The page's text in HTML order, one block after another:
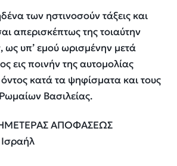
των ηστινοσούν τάξεις και
απερισκέπτως της τοιαύτην
ως υπ’ εμού ωρισμένην μετά
εις ποινήν της αυτομολίας
κατά τα ψηφίσματα και τους
Βασιλείας.
ΑΠΟΦΑΣΕΩΣ